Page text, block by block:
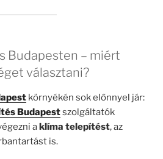
Budapesten – miért
választani?
környékén sok előnnyel jár:
Budapestszolgáltatók
aklíma telepítést, az
is.